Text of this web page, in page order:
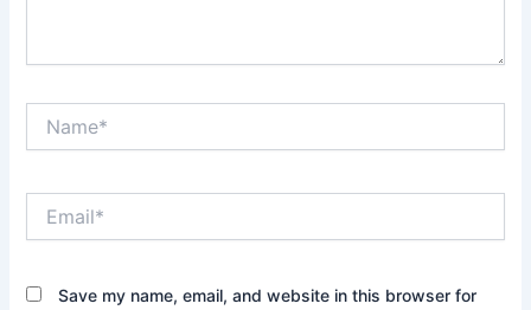
Save my name, email, and website in this browser for